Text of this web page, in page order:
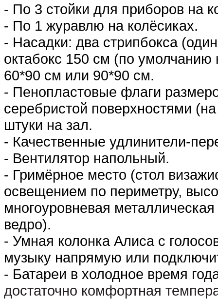
- По 3 стойки для приборов на
- По 1 журавлю на колёсиках.
- Насадки: два стрипбокса
октабокс 150 см (по
60*90 см или 90*90 см.
- Пенопластовые флаги
серебристой поверхностями
штуки на зал.
- Качественные удлинители-
- Вентилятор напольный.
- Гримёрное место (стол
освещением по периметру,
многоуровневая
ведро).
- Умная колонка Алиса с
музыку напрямую или
- Батареи в холодное время
достаточно комфортная